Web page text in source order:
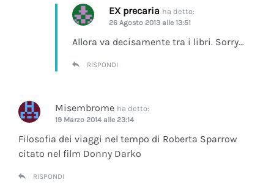
EX precaria ha detto:
26 Agosto 2013 alle 13:51
Allora va decisamente tra i libri. Sorry…
RISPONDI
Misembrome ha detto:
19 Marzo 2014 alle 23:14
Filosofia dei viaggi nel tempo di Roberta Sparrow
citato nel film Donny Darko
RISPONDI